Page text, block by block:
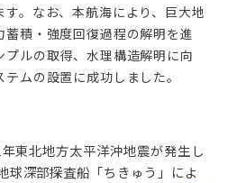
。なお、本航海により、巨大地
積・強度回復過程の解明を進
ルの取得、水理構造解明に向
ムの設置に成功しました。
東北地方太平洋沖地震が発生し
球深部探査船「ちきゅう」によ